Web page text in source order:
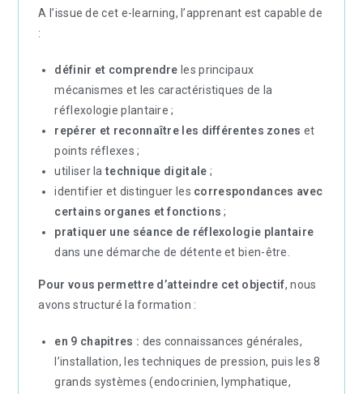
A l’issue de cet e-learning, l’apprenant est capable de
:
définir et comprendre les principaux
mécanismes et les caractéristiques de la
réflexologie plantaire ;
repérer et reconnaître les différentes zones et
points réflexes ;
utiliser latechnique digitale ;
identifier et distinguer les correspondances avec
certains organes et fonctions ;
pratiquer une séance de réflexologie plantaire
dans une démarche de détente et bien-être.
Pour vous permettre d’atteindre cet objectif, nous
avons structuré la formation :
en 9 chapitres : des connaissances générales,
l’installation, les techniques de pression, puis les 8
grands systèmes (endocrinien, lymphatique,